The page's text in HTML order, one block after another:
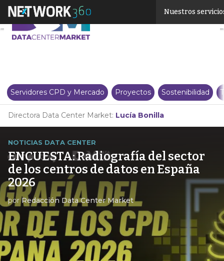
Nuestros
Servidores CPD y Mercado Proyectos Sostenibilidad
Directora Data Center Market: Lucía Bonilla
NOTICIAS DATA CENTER
ENCUESTA: Radiografía del sector
de los centros de datos en España
2026
porRedacción Data Center Market